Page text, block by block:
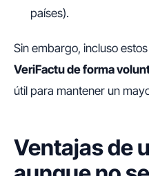
países).
Sin embargo, incluso
VeriFactu de forma
útil para mantener un
Ventajas de